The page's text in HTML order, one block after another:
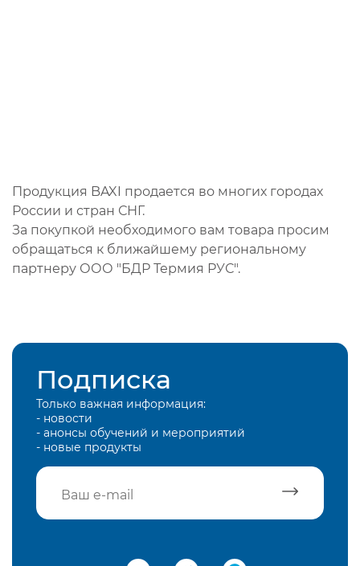
Продукция BAXI продается во многих городах
России и стран СНГ.
За покупкой необходимого вам товара просим
обращаться к ближайшему региональному
партнеру ООО "БДР Термия РУС".
Подписка
Только важная информация:
- новости
- анонсы обучений и мероприятий
- новые продукты